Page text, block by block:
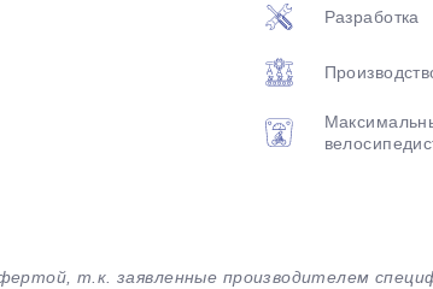
Разработка
т.к. заявленные производителем